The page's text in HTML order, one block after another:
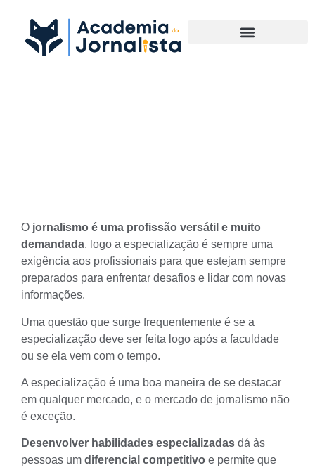
O jornalismo é uma profissão versátil e muito
demandada, logo a especialização é sempre uma
exigência aos profissionais para que estejam sempre
preparados para enfrentar desafios e lidar com novas
informações.
Uma questão que surge frequentemente é se a
especialização deve ser feita logo após a faculdade
ou se ela vem com o tempo.
A especialização é uma boa maneira de se destacar
em qualquer mercado, e o mercado de jornalismo não
é exceção.
Desenvolver habilidades especializadas dá às
pessoas um diferencial competitivo e permite que